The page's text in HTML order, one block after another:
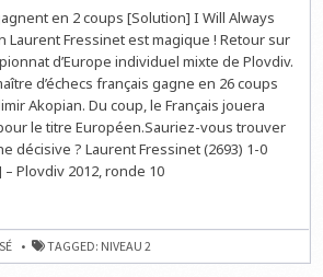
&
TACTIQUE
:
FRESSINET
1-
0
AKOPIAN
–
NIV.
MOYEN
en 2 coups [Solution] I Will Always
Laurent Fressinet est magique ! Retour sur
d’Europe individuel mixte de Plovdiv.
d’échecs français gagne en 26 coups
Akopian. Du coup, le Français jouera
le titre Européen.Sauriez-vous trouver
décisive ? Laurent Fressinet (2693) 1-0
Plovdiv 2012, ronde 10
TAGGED: NIVEAU 2